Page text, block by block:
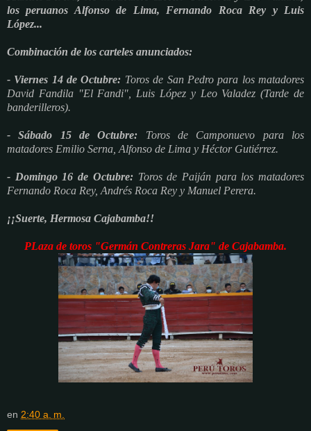
los peruanos Alfonso de Lima, Fernando Roca Rey y Luis
López...
Combinación de los carteles anunciados:
- Viernes 14 de Octubre: Toros de San Pedro para los matadores
David Fandila "El Fandi", Luis López y Leo Valadez (Tarde de
banderilleros).
- Sábado 15 de Octubre: Toros de Camponuevo para los
matadores Emilio Serna, Alfonso de Lima y Héctor Gutiérrez.
- Domingo 16 de Octubre:Toros de Paiján para los matadores
Fernando Roca Rey, Andrés Roca Rey y Manuel Perera.
¡¡Suerte, Hermosa Cajabamba!!
PLaza de toros "Germán Contreras Jara" de Cajabamba.
en 2:40 a. m.